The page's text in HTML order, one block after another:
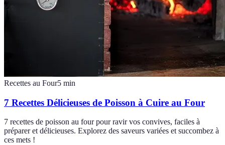
Recettes au Four5 min
7 Recettes Délicieuses de Poisson à Cuire au Four
7 recettes de poisson au four pour ravir vos convives, faciles à
préparer et délicieuses. Explorez des saveurs variées et succombez à
ces mets !